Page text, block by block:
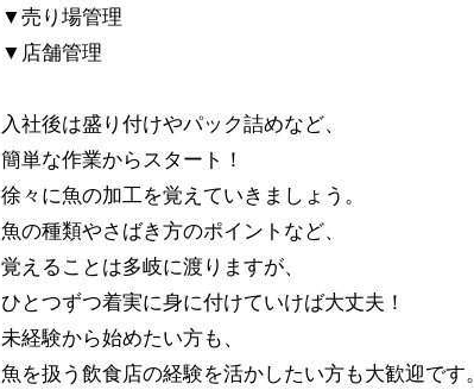
▼売り場管理
▼店舗管理
入社後は盛り付けやパック詰めなど、
簡単な作業からスタート！
徐々に魚の加工を覚えていきましょう。
魚の種類やさばき方のポイントなど、
覚えることは多岐に渡りますが、
ひとつずつ着実に身に付けていけば大丈夫！
未経験から始めたい方も、
魚を扱う飲食店の経験を活かしたい方も大歓迎です。